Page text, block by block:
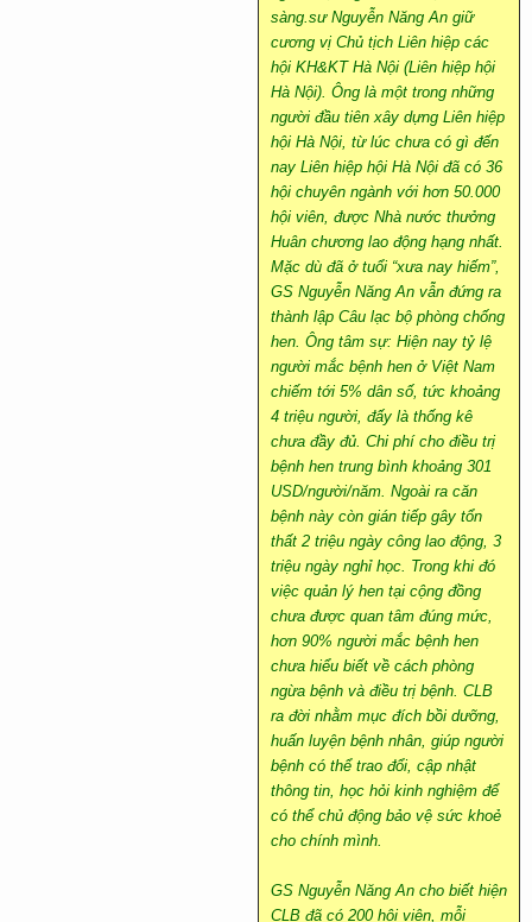
sàng.sư Nguyễn Năng An giữ
cương vị Chủ tịch Liên hiệp các
hội KH&KT Hà Nội (Liên hiệp hội
Hà Nội). Ông là một trong những
người đầu tiên xây dựng Liên hiệp
hội Hà Nội, từ lúc chưa có gì đến
nay Liên hiệp hội Hà Nội đã có 36
hội chuyên ngành với hơn 50.000
hội viên, được Nhà nước thưởng
Huân chương lao động hạng nhất.
Mặc dù đã ở tuổi “xưa nay hiếm”,
GS Nguyễn Năng An vẫn đứng ra
thành lập Câu lạc bộ phòng chống
hen. Ông tâm sự: Hiện nay tỷ lệ
người mắc bệnh hen ở Việt Nam
chiếm tới 5% dân số, tức khoảng
4 triệu người, đấy là thống kê
chưa đầy đủ. Chi phí cho điều trị
bệnh hen trung bình khoảng 301
USD/người/năm. Ngoài ra căn
bệnh này còn gián tiếp gây tổn
thất 2 triệu ngày công lao động, 3
triệu ngày nghỉ học. Trong khi đó
việc quản lý hen tại cộng đồng
chưa được quan tâm đúng mức,
hơn 90% người mắc bệnh hen
chưa hiểu biết về cách phòng
ngừa bệnh và điều trị bệnh. CLB
ra đời nhằm mục đích bồi dưỡng,
huấn luyện bệnh nhân, giúp người
bệnh có thể trao đổi, cập nhật
thông tin, học hỏi kinh nghiệm để
có thể chủ động bảo vệ sức khoẻ
cho chính mình.
GS Nguyễn Năng An cho biết hiện
CLB đã có 200 hội viên, mỗi